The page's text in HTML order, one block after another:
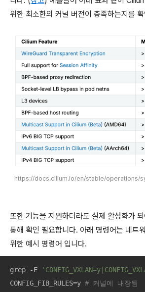
위한 최소한의 커널 버전이 충족하는지를
https://docs.cilium.io/en/stable/operations/
또한 기능을 지원하더라도 실제 활성화가
통해 확인 필요합니다. 아래 명령어는 네트
위한 예시 명령어 입니다.
grep -E
CONFIG_FIB_RULES=y # 커널에 내장됨